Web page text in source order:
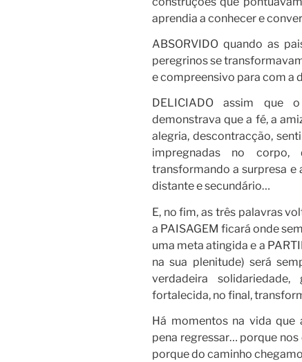
aprendia a conhecer e
ABSORVIDO quando as
peregrinos se
e compreensivo para com a
DELICIADO assim que
demonstrava que a fé, a
alegria, descontracção,
impregnadas no corpo,
transformando a surpresa e
distante e secundário…
E, no fim, as três palavras
a PAISAGEM ficará onde
uma meta atingida e a
na sua plenitude) será
verdadeira
fortalecida, no final,
Há momentos na vida que
pena regressar… porque
porque do caminho